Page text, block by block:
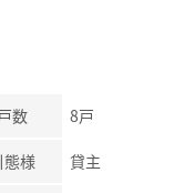
数 8戸
態様 貸主